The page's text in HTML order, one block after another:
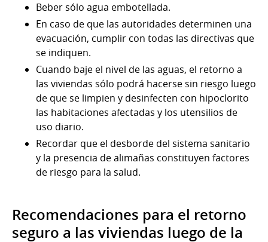
Beber sólo agua embotellada.
En caso de que las autoridades determinen una
evacuación, cumplir con todas las directivas que
se indiquen.
Cuando baje el nivel de las aguas, el retorno a
las viviendas sólo podrá hacerse sin riesgo luego
de que se limpien y desinfecten con hipoclorito
las habitaciones afectadas y los utensilios de
uso diario.
Recordar que el desborde del sistema sanitario
y la presencia de alimañas constituyen factores
de riesgo para la salud.
Recomendaciones para el retorno
seguro a las viviendas luego de la